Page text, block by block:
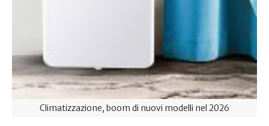
Climatizzazione, boom di nuovi modelli nel 2026